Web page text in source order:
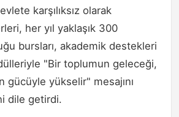
karşılıksız olarak
her yıl yaklaşık 300
bursları, akademik destekleri
"Bir toplumun geleceği,
gücüyle yükselir" mesajını
dile getirdi.